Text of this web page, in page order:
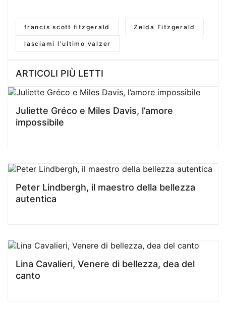
francis scott fitzgerald Zelda Fitzgerald
lasciami l'ultimo valzer
ARTICOLI PIÙ LETTI
Juliette Gréco e Miles Davis, l’amore
impossibile
Peter Lindbergh, il maestro della bellezza
autentica
Lina Cavalieri, Venere di bellezza, dea del
canto